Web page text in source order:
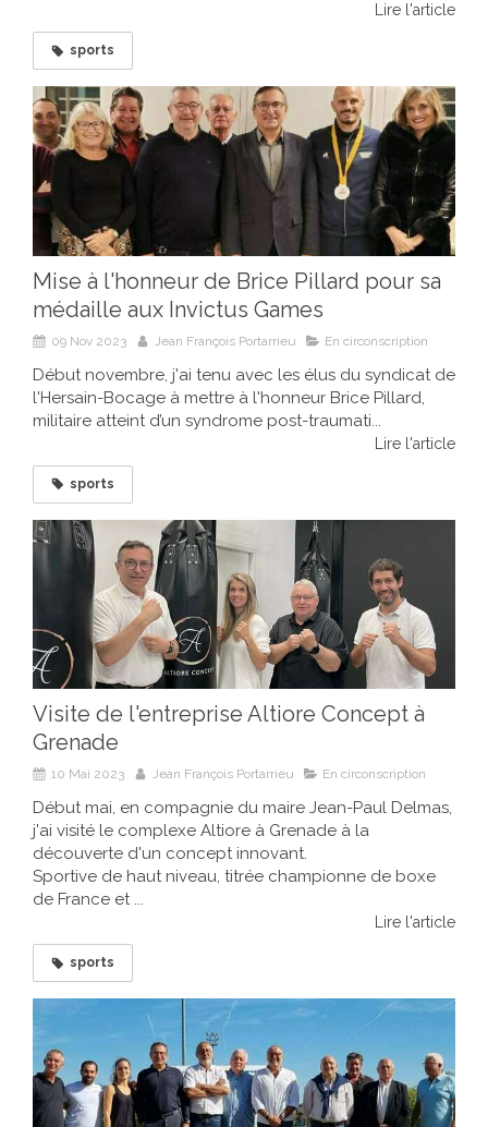
Lire l'article
sports
Mise à l'honneur de Brice Pillard pour sa
médaille aux Invictus Games
09 Nov 2023 Jean François Portarrieu En circonscription
Début novembre, j'ai tenu avec les élus du syndicat de
l'Hersain-Bocage à mettre à l'honneur Brice Pillard,
militaire atteint d’un syndrome post-traumati...
Lire l'article
sports
Visite de l'entreprise Altiore Concept à
Grenade
10 Mai 2023 Jean François Portarrieu En circonscription
Début mai, en compagnie du maire Jean-Paul Delmas,
j'ai visité le complexe Altiore à Grenade à la
découverte d'un concept innovant.
Sportive de haut niveau, titrée championne de boxe
de France et ...
Lire l'article
sports